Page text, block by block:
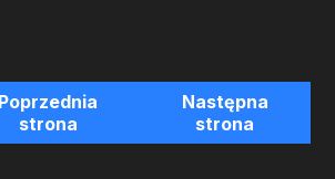
Poprzednia
strona
Następna
strona